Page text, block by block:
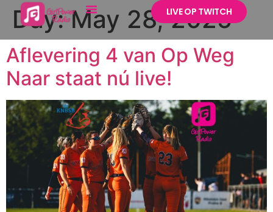
LIVE OP TWITCH
Day:May 28, 2025
Aflevering 4 van Op Weg
Naar staat nú live!